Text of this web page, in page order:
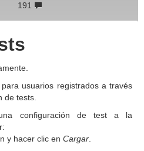
191
usuarios registrados a través
de tests.
configuración de test a la
y hacer clic en Cargar